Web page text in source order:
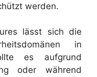
werden.
lässt sich die
in
es aufgrund
oder während